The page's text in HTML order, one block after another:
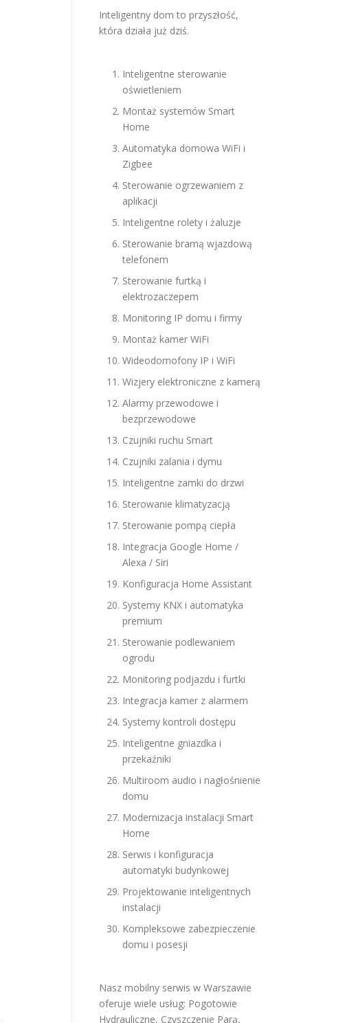
Inteligentny dom to przyszłość,
która działa już dziś.
Inteligentne sterowanie
oświetleniem
Montaż systemów Smart
Home
Automatyka domowa WiFi i
Zigbee
Sterowanie ogrzewaniem z
aplikacji
Inteligentne rolety i żaluzje
Sterowanie bramą wjazdową
telefonem
Sterowanie furtką i
elektrozaczepem
Monitoring IP domu i firmy
Montaż kamer WiFi
Wideodomofony IP i WiFi
Wizjery elektroniczne z kamerą
Alarmy przewodowe i
bezprzewodowe
Czujniki ruchu Smart
Czujniki zalania i dymu
Inteligentne zamki do drzwi
Sterowanie klimatyzacją
Sterowanie pompą ciepła
Integracja Google Home /
Alexa / Siri
Konfiguracja Home Assistant
Systemy KNX i automatyka
premium
Sterowanie podlewaniem
ogrodu
Monitoring podjazdu i furtki
Integracja kamer z alarmem
Systemy kontroli dostępu
Inteligentne gniazdka i
przekaźniki
Multiroom audio i nagłośnienie
domu
Modernizacja instalacji Smart
Home
Serwis i konfiguracja
automatyki budynkowej
Projektowanie inteligentnych
instalacji
Kompleksowe zabezpieczenie
domu i posesji
Nasz mobilny serwis w Warszawie
oferuje wiele usług: Pogotowie
Hydrauliczne, Czyszczenie Parą,